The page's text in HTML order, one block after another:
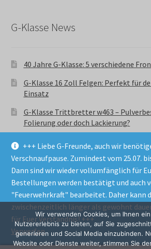
+++ Liebe G-Freunde, auch wir
Verschnaufpause. Zumindest vom 25.07.
Dann sind wir wieder vollumfänglich für
Bestellungen werden bestätigt und auch
"Feuerwehrkraft" bearbeitet. Daher kann
zwischenzeitlich länger als gewohnt
für Euer Verständnis! +++
Verwerfen
G-Klasse News
40 Jahre G-Klasse: 5 verschiedene
G-Klasse 16 Zoll Felgen: Perfekt für
Einsatz
G-Klasse Trittbretter w463 –
Folierung oder doch Lackierung?
© GParts24 - G-Klasse w463 Trittbretter,
Ersatzteile & Zubebehör.
Datenschutzerklärung
Alle Preise inkl. der gesetzlichen MwSt.
Wir verwenden Cookies, um Ihnen
Nutzererlebnis zu bieten, auf Sie
generieren und Social Media einzubinden.
Website oder Dienste weiter, stimmen Sie